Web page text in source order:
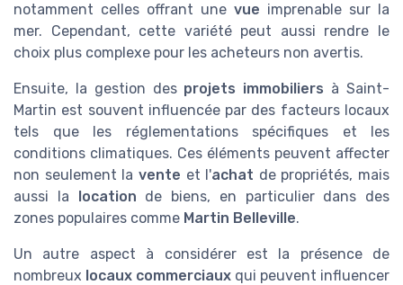
notamment celles offrant une vue imprenable sur la
mer. Cependant, cette variété peut aussi rendre le
choix plus complexe pour les acheteurs non avertis.
Ensuite, la gestion des projets immobiliers à Saint-
Martin est souvent influencée par des facteurs locaux
tels que les réglementations spécifiques et les
conditions climatiques. Ces éléments peuvent affecter
non seulement la vente et l'achat de propriétés, mais
aussi la
location de biens, en particulier dans des
zones populaires comme Martin Belleville.
Un autre aspect à considérer est la présence de
nombreux locaux commerciaux qui peuvent influencer